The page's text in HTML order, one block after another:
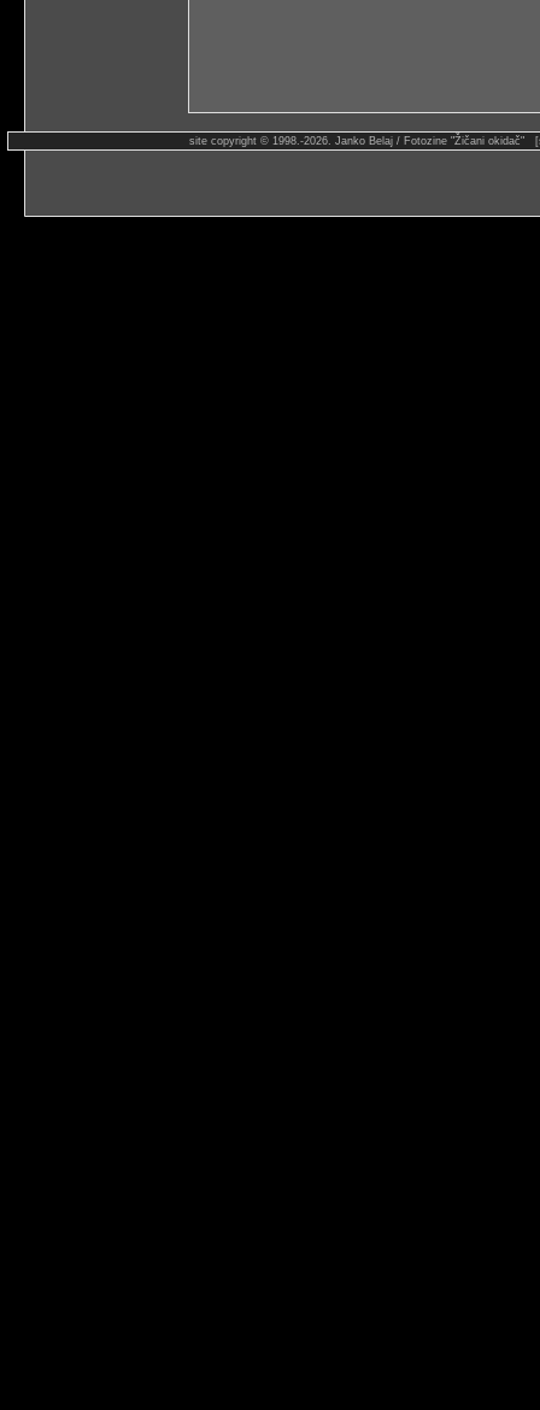
site copyright © 1998.-2026. Janko Belaj / Fotozine "Žičani okidač"